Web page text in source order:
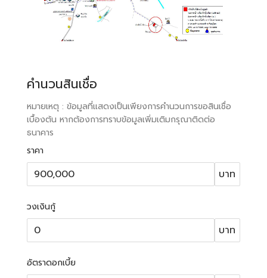
คำนวนสินเชื่อ
หมายเหตุ : ข้อมูลที่แสดงเป็นเพียงการคำนวนการขอสินเชื่อ
เบื้องต้น หากต้องการทราบข้อมูลเพิ่มเติมกรุณาติดต่อ
ธนาคาร
ราคา
บาท
วงเงินกู้
บาท
อัตราดอกเบี้ย